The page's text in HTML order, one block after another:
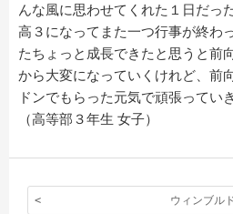
んな風に思わせてくれた１日だった
高３になってまた一つ行事が終わ
たちょっと成長できたと思うと前
から大変になっていくけれど、前
ドンでもらった元気で頑張ってい
（高等部３年生 女子）
ウィンブル